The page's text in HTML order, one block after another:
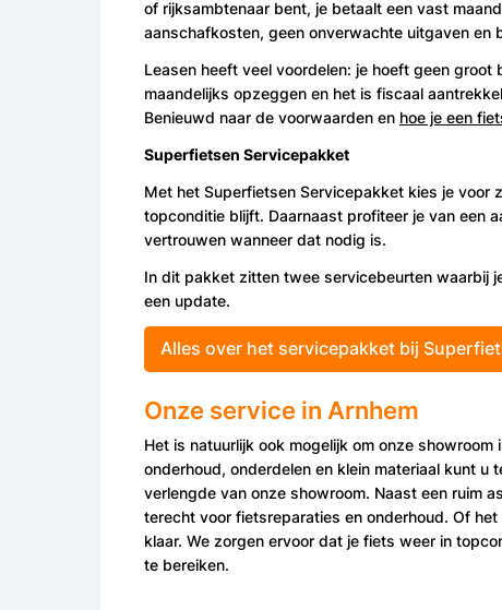
of rijksambtenaar bent, je betaalt een vast
aanschafkosten, geen onverwachte uitgaven en
Leasen heeft veel voordelen: je hoeft geen
maandelijks opzeggen en het is fiscaal
Benieuwd naar de voorwaarden en hoe je een
Superfietsen Servicepakket
Met het Superfietsen Servicepakket kies je voor
topconditie blijft. Daarnaast profiteer je van een
vertrouwen wanneer dat nodig is.
In dit pakket zitten twee servicebeurten waarbij
een update.
Alles over het servicepakket bij
Onze service in Arnhem
Het is natuurlijk ook mogelijk om onze
onderhoud, onderdelen en klein materiaal kunt u
verlengde van onze showroom. Naast een ruim
terecht voor fietsreparaties en onderhoud. Of
klaar. We zorgen ervoor dat je fiets weer in
te bereiken.